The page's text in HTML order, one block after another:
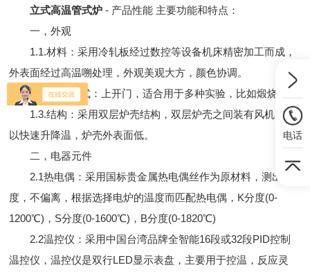
立式高温管式炉 - 产品性能 主要功能和特点：
一，外观
1.1.材料：采用冷轧板经过数控等设备机床精密加工而成，
外表面经过高温嗍处理，外观美观大方，颜色协调。
1.2..开门方式：上开门，适合用于多种实验，比如煅烧等
1.3.结构：采用双层炉壳结构，双层炉壳之间装有风机，可
以快速升降温，炉壳外表面低。
二，电器元件
2.1热电偶：采用国标贵金属热电偶丝作为原材料，测出温
度，不偏离，根据选择电炉的温度而匹配热电偶，K分度(0-
1200℃)，S分度(0-1600℃)，B分度(0-1820℃)
2.2温控仪：采用中国台湾品牌全智能16段或32段PID控制
温控仪，温控仪是双行LED显示表盘，主要用于控温，反应灵
电话